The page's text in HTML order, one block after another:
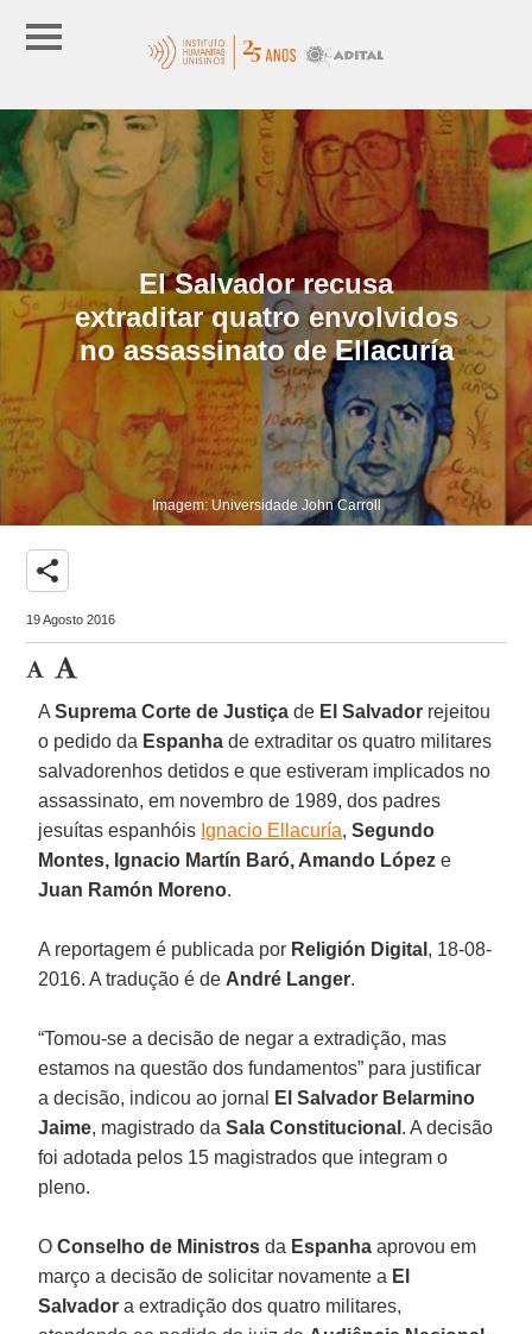
El Salvador recusa
extraditar quatro envolvidos
no assassinato de Ellacuría
Imagem: Universidade John Carroll
share
19 Agosto 2016
ASuprema Corte de Justiça de El Salvador rejeitou
o pedido da Espanha de extraditar os quatro militares
salvadorenhos detidos e que estiveram implicados no
assassinato, em novembro de 1989, dos padres
jesuítas espanhóis Ignacio Ellacuría,Segundo
Montes, Ignacio Martín Baró, Amando Lópeze
Juan Ramón Moreno.
A reportagem é publicada por Religión Digital , 18-08-
2016. A tradução é de André Langer.
“Tomou-se a decisão de negar a extradição, mas
estamos na questão dos fundamentos” para justificar
a decisão, indicou ao jornal
El Salvador Belarmino
Jaime, magistrado daSala Constitucional . A decisão
foi adotada pelos 15 magistrados que integram o
pleno.
OConselho de Ministros da Espanha aprovou em
março a decisão de solicitar novamente a El
Salvador a extradição dos quatro militares,